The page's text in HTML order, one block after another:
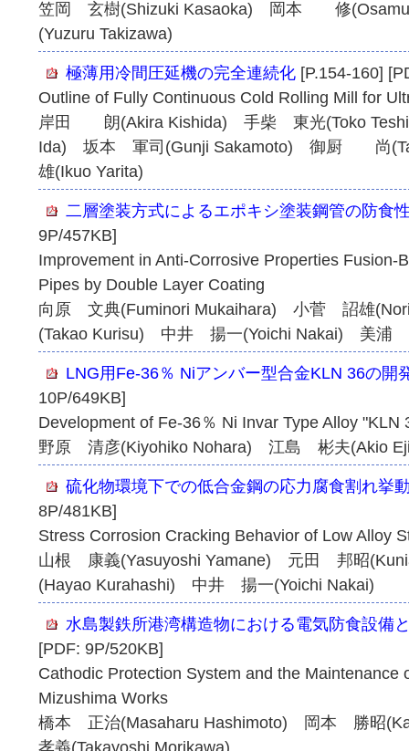
笠岡 玄樹(Shizuki Kasaoka) 岡本 修
(Yuzuru Takizawa)
極薄用冷間圧延機の完全連続化 [P.154-160]
Outline of Fully Continuous Cold Rolling Mill for
岸田 朗(Akira Kishida) 手柴 東光(Toko
Ida) 坂本 軍司(Gunji Sakamoto) 御厨 尚
雄(Ikuo Yarita)
二層塗装方式によるエポキシ塗装鋼管の防食
9P/457KB]
Improvement in Anti-Corrosive Properties Fusion-
Pipes by Double Layer Coating
向原 文典(Fuminori Mukaihara) 小菅 詔雄
(Takao Kurisu) 中井 揚一(Yoichi Nakai) 美浦
LNG用Fe-36％ Niアンバー型合金KLN 36の開
10P/649KB]
Development of Fe-36％ Ni Invar Type Alloy "KLN
野原 清彦(Kiyohiko Nohara) 江島 彬夫(Akio
硫化物環境下での低合金鋼の応力腐食割れ挙
8P/481KB]
Stress Corrosion Cracking Behavior of Low Alloy
山根 康義(Yasuyoshi Yamane) 元田 邦昭
(Hayao Kurahashi) 中井 揚一(Yoichi Nakai)
水島製鉄所港湾構造物における電気防食設備
[PDF: 9P/520KB]
Cathodic Protection System and the Maintenance
Mizushima Works
橋本 正治(Masaharu Hashimoto) 岡本 勝昭
孝義(Takayoshi Morikawa)